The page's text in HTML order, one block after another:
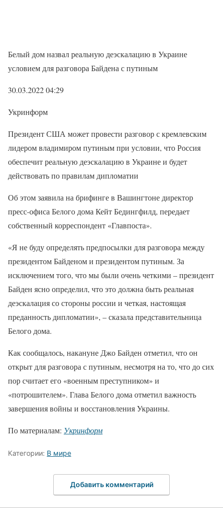
Белый дом назвал реальную деэскалацию в Украине
условием для разговора Байдена с путиным
30.03.2022 04:29
Укринформ
Президент США может провести разговор с кремлевским
лидером владимиром путиным при условии, что Россия
обеспечит реальную деэскалацию в Украине и будет
действовать по правилам дипломатии
Об этом заявила на брифинге в Вашингтоне директор
пресс-офиса Белого дома Кейт Бедингфилд, передает
собственный корреспондент «Главпоста».
«Я не буду определять предпосылки для разговора между
президентом Байденом и президентом путиным. За
исключением того, что мы были очень четкими – президент
Байден ясно определил, что это должна быть реальная
деэскалация со стороны россии и четкая, настоящая
преданность дипломатии», – сказала представительница
Белого дома.
Как сообщалось, накануне Джо Байден отметил, что он
открыт для разговора с путиным, несмотря на то, что до сих
пор считает его «военным преступником» и
«потрошителем». Глава Белого дома отметил важность
завершения войны и восстановления Украины.
По материалам: Укринформ
Категории: В мире
Добавить комментарий